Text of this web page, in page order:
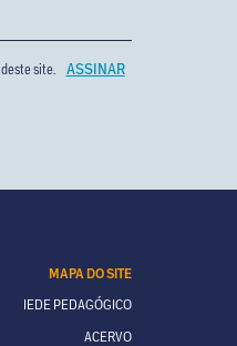
deste site.
MAPA DO SITE
IEDE PEDAGÓGICO
ACERVO